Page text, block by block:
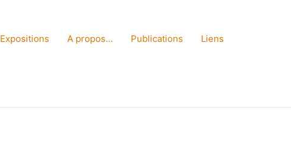
Expositions A propos… Publications Liens